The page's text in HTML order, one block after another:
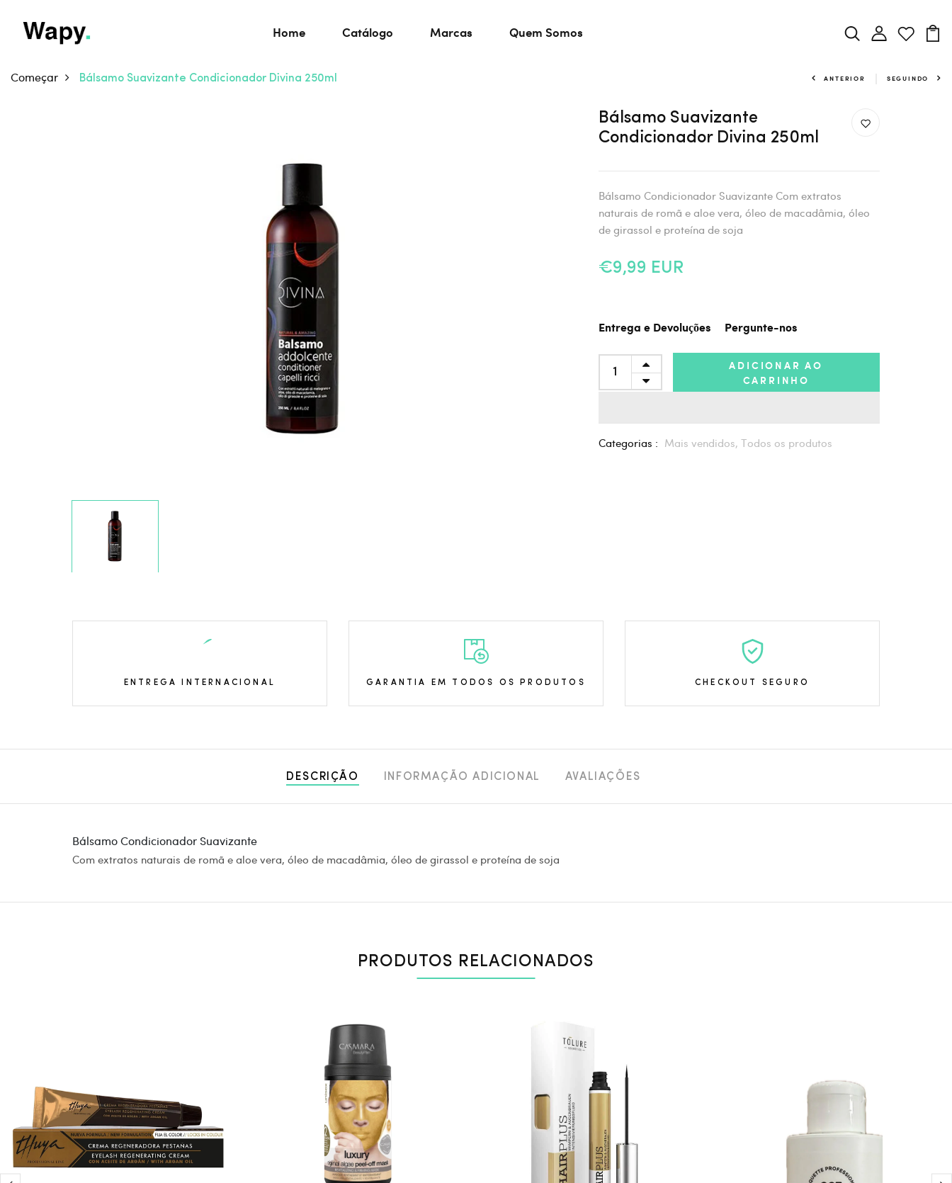
Home Catálogo Marcas Quem Somos
Começar Bálsamo Suavizante Condicionador Divina 250ml ANTERIOR SEGUINDO
Bálsamo Suavizante
Condicionador Divina 250ml
Bálsamo Condicionador Suavizante Com extratos
naturais de romã e aloe vera, óleo de macadâmia, óleo
de girassol e proteína de soja
€9,99 EUR
Entrega e Devoluções Pergunte-nos
ADICIONAR AO
CARRINHO
Categorias : Mais vendidos, Todos os produtos
ENTREGA INTERNACIONAL GARANTIA EM TODOS OS PRODUTOS CHECKOUT SEGURO
DESCRIÇÃO INFORMAÇÃO ADICIONAL AVALIAÇÕES
Bálsamo Condicionador Suavizante
Com extratos naturais de romã e aloe vera, óleo de macadâmia, óleo de girassol e proteína de soja
PRODUTOS RELACIONADOS